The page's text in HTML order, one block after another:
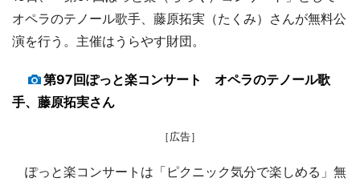
オペラのテノール歌手、藤原拓実（たくみ）さんが無料公
演を行う。主催はうらやす財団。
第97回ぽっと楽コンサート オペラのテノール歌
手、藤原拓実さん
［広告］
ぽっと楽コンサートは「ピクニック気分で楽しめる」無